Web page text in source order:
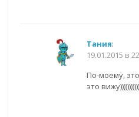
Тания:
19.01.2015 в
По-моему,
это вижу)))))))))))